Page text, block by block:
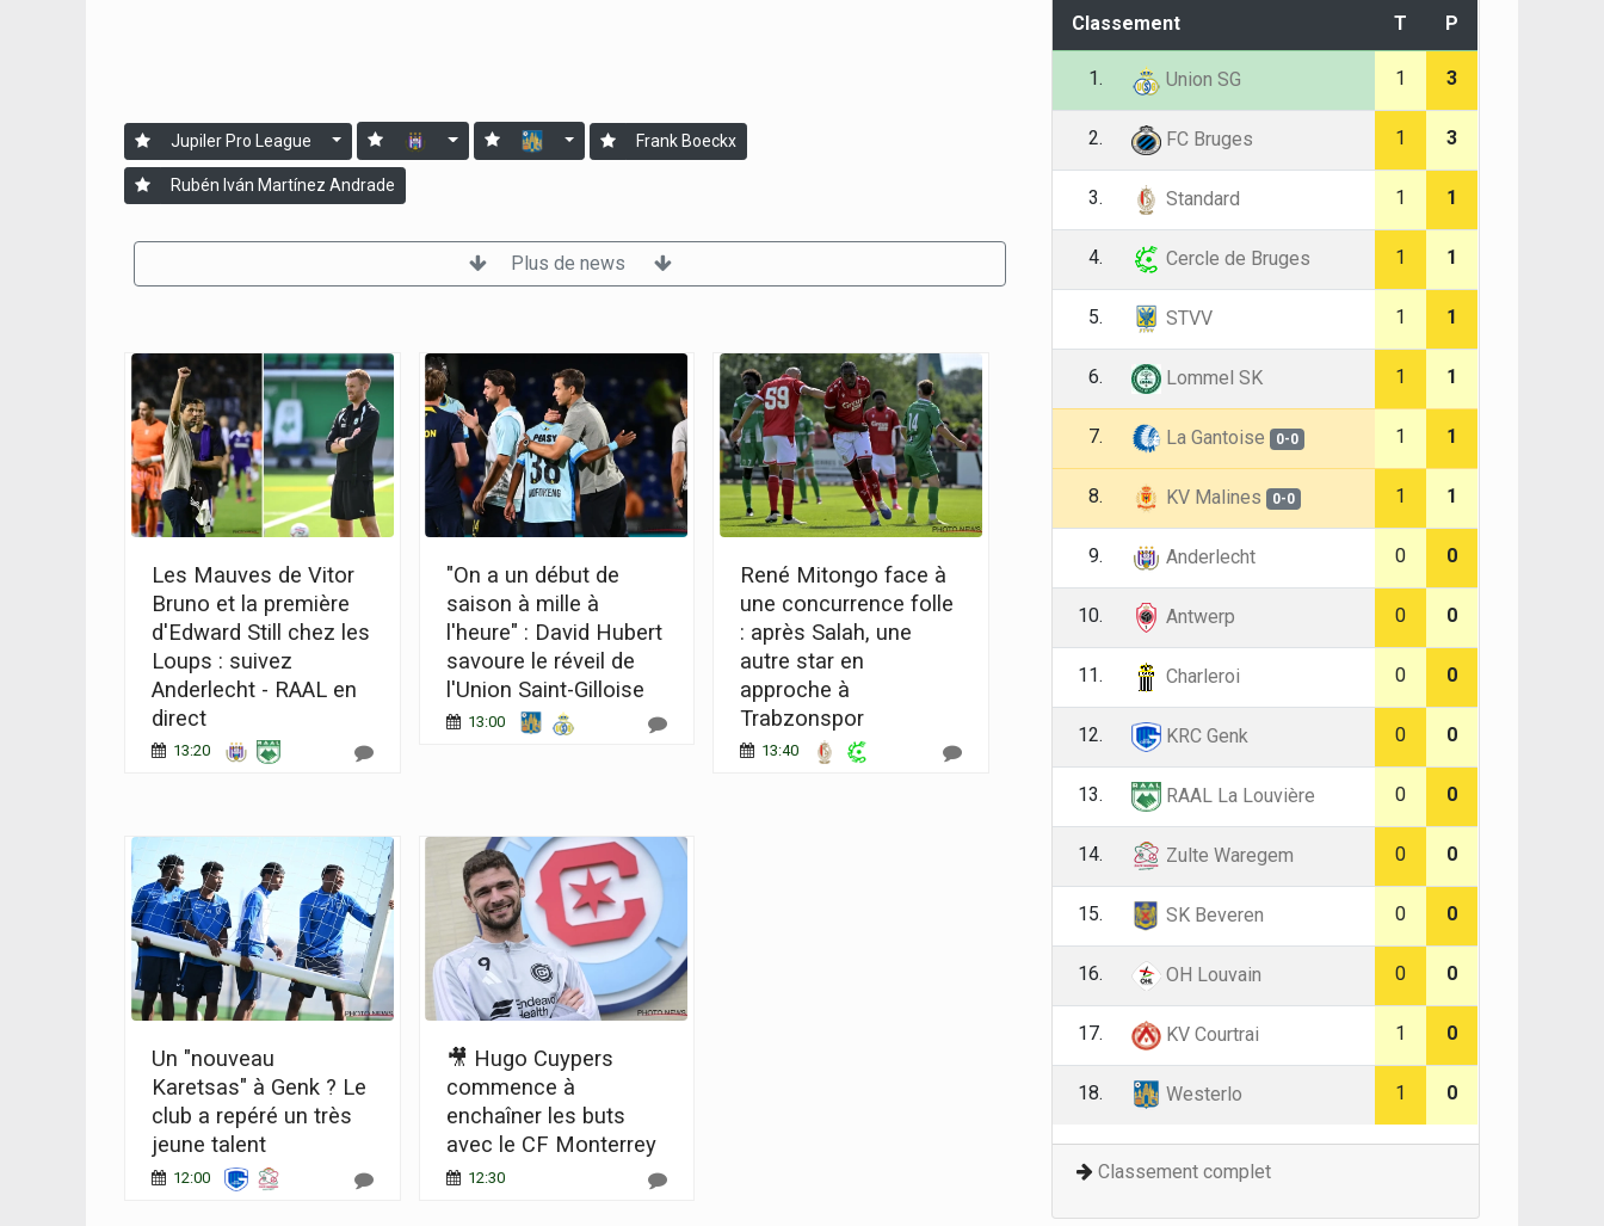
Jupiler Pro League Frank Boeckx
Rubén Iván Martínez Andrade
Plus de news
Les Mauves de Vitor
Bruno et la première
d'Edward Still chez les
Loups : suivez
Anderlecht - RAAL en
direct
13:20
"On a un début de
saison à mille à
l'heure" : David Hubert
savoure le réveil de
l'Union Saint-Gilloise
13:00
René Mitongo face à
une concurrence folle
: après Salah, une
autre star en
approche à
Trabzonspor
13:40
Un "nouveau
Karetsas" à Genk ? Le
club a repéré un très
jeune talent
12:00
🎥 Hugo Cuypers
commence à
enchaîner les buts
avec le CF Monterrey
12:30
Classement T P
1. Union SG 1 3
2. FC Bruges 1 3
3. Standard 1 1
4. Cercle de Bruges 1 1
5. STVV 1 1
6. Lommel SK 1 1
7. La Gantoise 0-0 1 1
8. KV Malines 0-0 1 1
9. Anderlecht 0 0
10. Antwerp 0 0
11. Charleroi 0 0
12. KRC Genk 0 0
13. RAAL La Louvière 0 0
14. Zulte Waregem 0 0
15. SK Beveren 0 0
16. OH Louvain 0 0
17. KV Courtrai 1 0
18. Westerlo 1 0
Classement complet